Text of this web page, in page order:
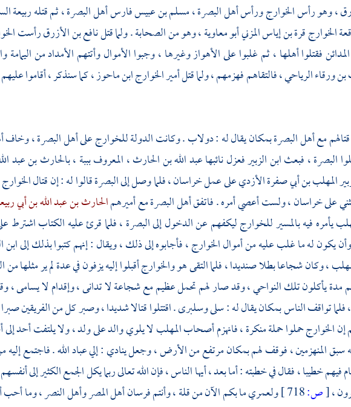
، وهو رأسالخوارجورأس أهلالبصرة،مسلم بن عبيسفارس أهلالبصرة، ثم قتلهربيعة
الخوارجقرة بن إياس المزنيأبو معاوية، وهو من الصحابة . ولما قتلنافع بن الأزرقرأست
المدائنفقتلوا أهلها ، ثم غلبوا على الأهواز وغيرها ، وجبوا الأموال وأتتهم الأمداد مناليمامة
ورقاء الرياحي، فالتقاهم فهزمهم ، ولما قتل أميرالخوارجابن ماحوز، كما سنذكر ، أقاموا عليهم
مع أهلالبصرةبمكان يقال له :دولاب. وكانت الدولةللخوارجعلى أهلالبصرة، وخاف
البصرة، فبعثابن الزبيرفعزل نائبهاعبد الله بن الحارث ، المعروف بببة،بالحارث بن عبد
المهلب بن أبي صفرة الأزديعلى عملخراسان، فلما وصل إلىالبصرةقالوا له : إن قتالالخوارج
علىخراسان، ولست أعصي أمره . فاتفق أهلالبصرةمع أميرهمالحارث بن عبد الله بن أبي
يأمره فيه بالمسيرللخوارجليكفهم عن الدخول إلىالبصرة، فلما قرئ عليه الكتاب اشترط
يكون له ما غلب عليه من أموالالخوارج، فأجابوه إلى ذلك ، ويقال : إنهم كتبوا بذلك إلىابن
، وكان شجاعا بطلا صنديدا ، فلما التقى هووالخوارجأقبلوا إليه يزفون في عدة لم ير مثلها
يأكلون تلك النواحي ، وقد صار لهم تحمل عظيم مع شجاعة لا تدانى ، وإقدام لا يسامى ،
تواقف الناس بمكان يقال له : سلى وسلبرى . اقتتلوا قتالا شديدا ، وصبر كل من الفريقين
إنالخوارجحملوا حملة منكرة ، فانهزم أصحابالمهلبلا يلوي والد على ولد ، ولا يلتفت أحد
سبق المنهزمين ، فوقف لهم بمكان مرتفع من الأرض ، وجعل ينادي : إلي عباد الله . فاجتمع
خطيبا ، فقال في خطبته : أما بعد ، أيها الناس ، فإن الله تعالى ربما يكل الجمع الكثير إلى
،[ص:
ولعمري ما بكم الآن من قلة ، وأنتم فرسان أهل المصر وأهل النصر ، وما أحب